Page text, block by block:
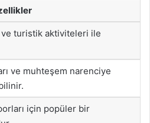
ve turistik aktiviteleri ile
ve muhteşem narenciye
için popüler bir